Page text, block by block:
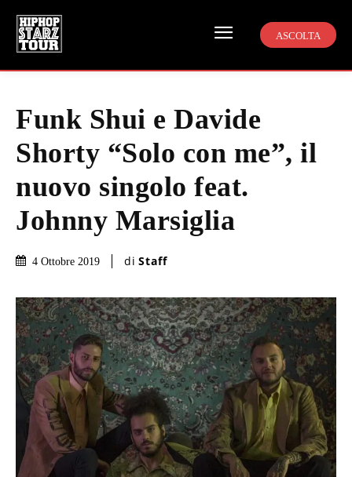
ASCOLTA
Funk Shui e Davide
Shorty “Solo con me”, il
nuovo singolo feat.
Johnny Marsiglia
4 Ottobre 2019 di Staff